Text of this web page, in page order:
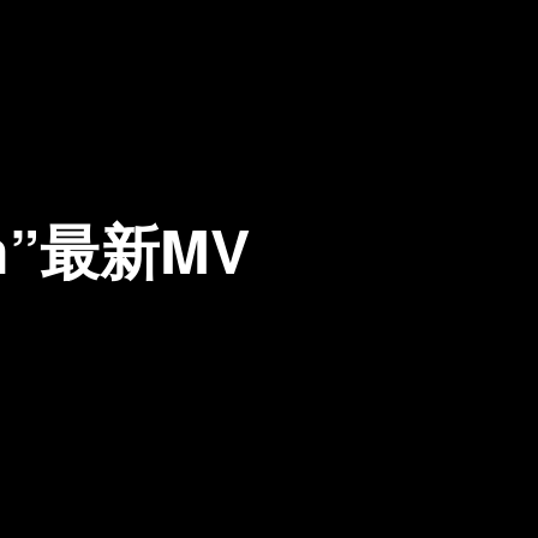
最新MV